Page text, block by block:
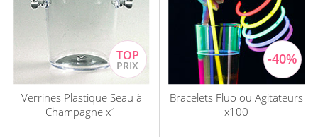
Verrines Plastique Seau à
Champagne x1
Bracelets Fluo ou Agitateurs
x100